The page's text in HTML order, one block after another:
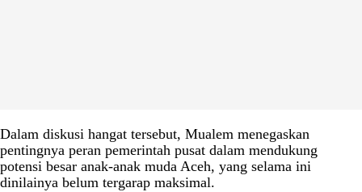
Dalam diskusi hangat tersebut, Mualem menegaskan
pentingnya peran pemerintah pusat dalam mendukung
potensi besar anak-anak muda Aceh, yang selama ini
dinilainya belum tergarap maksimal.